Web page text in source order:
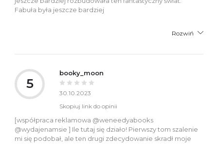
Fabuła była jeszcze bardziej
Rozwiń
5
booky_moon
30.10.2023
Skopiuj link do opinii
[współpraca reklamowa @weneedyabooks
@wydajenamsie ] Ile tutaj się działo! Pierwszy tom szalenie
mi się podobał, ale ten drugi zdecydowanie skradł moje